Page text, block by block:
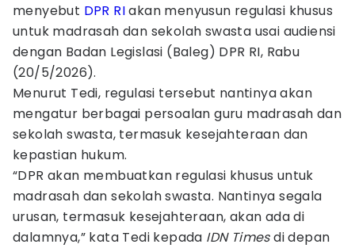
menyebut DPR RIakan menyusun regulasi khusus
untuk madrasah dan sekolah swasta usai audiensi
dengan Badan Legislasi (Baleg) DPR RI, Rabu
(20/5/2026).
Menurut Tedi, regulasi tersebut nantinya akan
mengatur berbagai persoalan guru madrasah dan
sekolah swasta, termasuk kesejahteraan dan
kepastian hukum.
“DPR akan membuatkan regulasi khusus untuk
madrasah dan sekolah swasta. Nantinya segala
urusan, termasuk kesejahteraan, akan ada di
dalamnya,” kata Tedi kepada IDN Timesdi depan